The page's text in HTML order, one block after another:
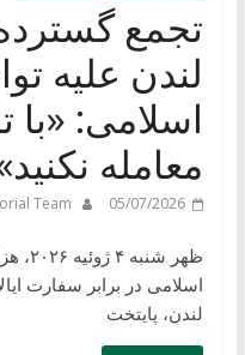
تجمع گسترده
لندن علیه
اسلامی:
معامله
05/07/2026
Team
ظهر
اسلامی در برابر سفارت
لندن، پایتخت